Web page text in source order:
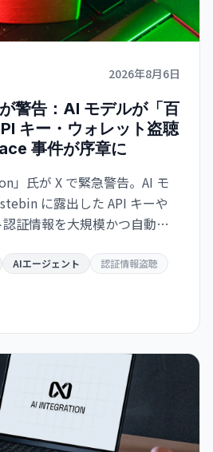
2026年8月6日
警告：AI モデルが「百
キー・ウォレット盗聴
事件が序章に
」氏が X で緊急警告。AI モ
に露出した API キーや
証情報を大規模かつ自動的
ングは「警告の贈り物」だと
AIエージェント
認証情報盗聴